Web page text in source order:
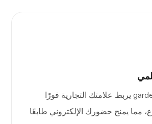
اختيار نطاق .garden يربط علامتك التجارية فورًا
مما يمنح حضورك الإلكتروني طابعًا